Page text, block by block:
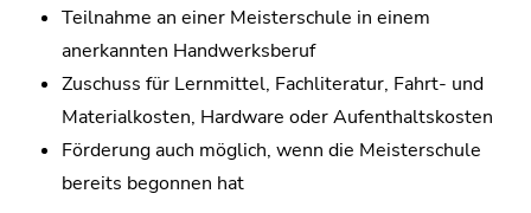
Teilnahme an einer Meisterschule in einem
anerkannten Handwerksberuf
Zuschuss für Lernmittel, Fachliteratur, Fahrt- und
Materialkosten, Hardware oder Aufenthaltskosten
Förderung auch möglich, wenn die Meisterschule
bereits begonnen hat